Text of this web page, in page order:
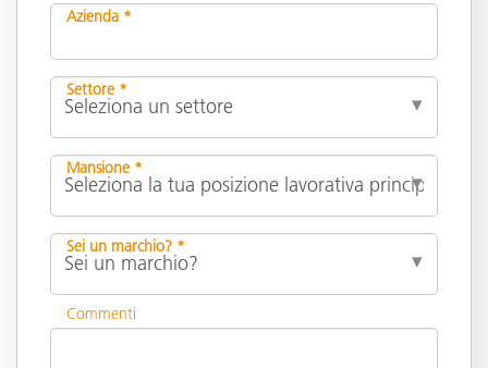
Azienda *
Settore *
Mansione *
Sei un marchio? *
Commenti